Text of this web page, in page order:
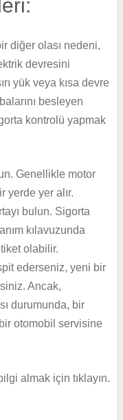
diğer olası nedeni,
devresini
yük veya kısa devre
besleyen
kontrolü yapmak
Genellikle motor
yerde yer alır.
bulun. Sigorta
kılavuzunda
olabilir.
ederseniz, yeni bir
Ancak,
durumunda, bir
otomobil servisine
almak için tıklayın.